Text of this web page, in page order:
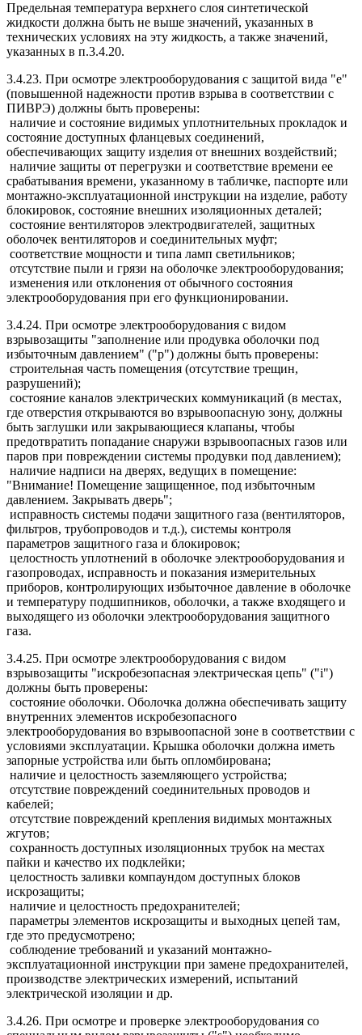
Предельная температура верхнего слоя синтетической
жидкости должна быть не выше значений, указанных в
технических условиях на эту жидкость, а также значений,
указанных в п.3.4.20.
3.4.23. При осмотре электрооборудования с защитой вида "е"
(повышенной надежности против взрыва в соответствии с
ПИВРЭ) должны быть проверены:
наличие и состояние видимых уплотнительных прокладок и
состояние доступных фланцевых соединений,
обеспечивающих защиту изделия от внешних воздействий;
наличие защиты от перегрузки и соответствие времени ее
срабатывания времени, указанному в табличке, паспорте или
монтажно-эксплуатационной инструкции на изделие, работу
блокировок, состояние внешних изоляционных деталей;
состояние вентиляторов электродвигателей, защитных
оболочек вентиляторов и соединительных муфт;
соответствие мощности и типа ламп светильников;
отсутствие пыли и грязи на оболочке электрооборудования;
изменения или отклонения от обычного состояния
электрооборудования при его функционировании.
3.4.24. При осмотре электрооборудования с видом
взрывозащиты "заполнение или продувка оболочки под
избыточным давлением" ("р") должны быть проверены:
строительная часть помещения (отсутствие трещин,
разрушений);
состояние каналов электрических коммуникаций (в местах,
где отверстия открываются во взрывоопасную зону, должны
быть заглушки или закрывающиеся клапаны, чтобы
предотвратить попадание снаружи взрывоопасных газов или
паров при повреждении системы продувки под давлением);
наличие надписи на дверях, ведущих в помещение:
"Внимание! Помещение защищенное, под избыточным
давлением. Закрывать дверь";
исправность системы подачи защитного газа (вентиляторов,
фильтров, трубопроводов и т.д.), системы контроля
параметров защитного газа и блокировок;
целостность уплотнений в оболочке электрооборудования и
газопроводах, исправность и показания измерительных
приборов, контролирующих избыточное давление в оболочке
и температуру подшипников, оболочки, а также входящего и
выходящего из оболочки электрооборудования защитного
газа.
3.4.25. При осмотре электрооборудования с видом
взрывозащиты "искробезопасная электрическая цепь" ("i")
должны быть проверены:
состояние оболочки. Оболочка должна обеспечивать защиту
внутренних элементов искробезопасного
электрооборудования во взрывоопасной зоне в соответствии с
условиями эксплуатации. Крышка оболочки должна иметь
запорные устройства или быть опломбирована;
наличие и целостность заземляющего устройства;
отсутствие повреждений соединительных проводов и
кабелей;
отсутствие повреждений крепления видимых монтажных
жгутов;
сохранность доступных изоляционных трубок на местах
пайки и качество их подклейки;
целостность заливки компаундом доступных блоков
искрозащиты;
наличие и целостность предохранителей;
параметры элементов искрозащиты и выходных цепей там,
где это предусмотрено;
соблюдение требований и указаний монтажно-
эксплуатационной инструкции при замене предохранителей,
производстве электрических измерений, испытаний
электрической изоляции и др.
3.4.26. При осмотре и проверке электрооборудования со